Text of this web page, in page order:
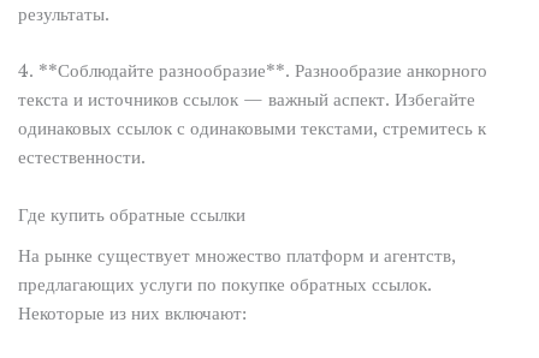
результаты.
4. **Соблюдайте разнообразие**. Разнообразие анкорного
текста и источников ссылок — важный аспект. Избегайте
одинаковых ссылок с одинаковыми текстами, стремитесь к
естественности.
Где купить обратные ссылки
На рынке существует множество платформ и агентств,
предлагающих услуги по покупке обратных ссылок.
Некоторые из них включают: